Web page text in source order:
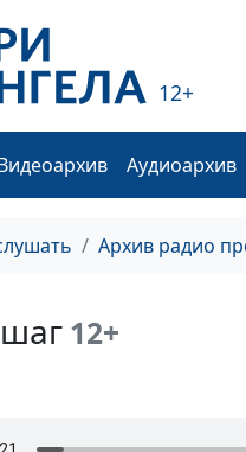
12+
Аудиоархив
Архив радио
12+